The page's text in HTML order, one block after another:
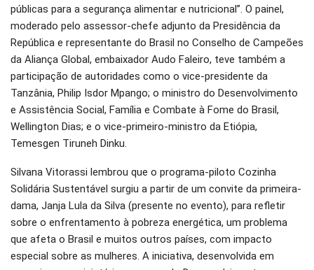
públicas para a segurança alimentar e nutricional”. O painel,
moderado pelo assessor-chefe adjunto da Presidência da
República e representante do Brasil no Conselho de Campeões
da Aliança Global, embaixador Audo Faleiro, teve também a
participação de autoridades como o vice-presidente da
Tanzânia, Philip Isdor Mpango; o ministro do Desenvolvimento
e Assistência Social, Família e Combate à Fome do Brasil,
Wellington Dias; e o vice-primeiro-ministro da Etiópia,
Temesgen Tiruneh Dinku.
Silvana Vitorassi lembrou que o programa-piloto Cozinha
Solidária Sustentável surgiu a partir de um convite da primeira-
dama, Janja Lula da Silva (presente no evento), para refletir
sobre o enfrentamento à pobreza energética, um problema
que afeta o Brasil e muitos outros países, com impacto
especial sobre as mulheres. A iniciativa, desenvolvida em